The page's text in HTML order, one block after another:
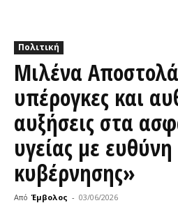
Πολιτική
Μιλένα
υπέρογκες και
αυξήσεις στα
υγείας με ευθύνη
κυβέρνησης»
Από Έμβολος - 03/06/2026